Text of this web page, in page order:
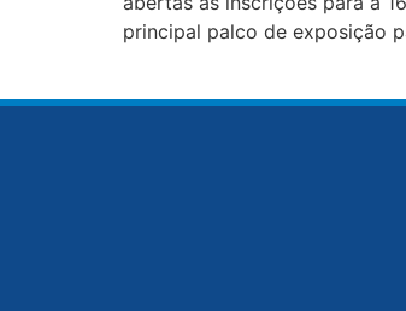
principal palco de exposição